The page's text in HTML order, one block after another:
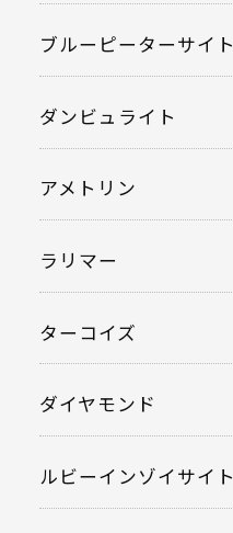
ブルーピーターサイト
ダンビュライト
アメトリン
ラリマー
ターコイズ
ダイヤモンド
ルビーインゾイサイト